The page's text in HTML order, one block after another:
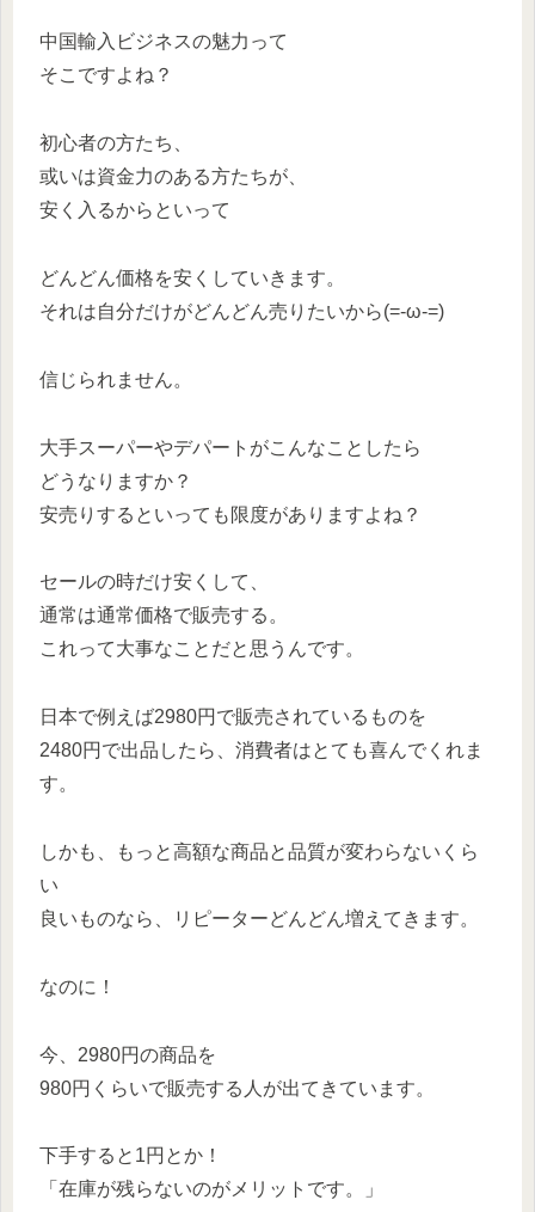
中国輸入ビジネスの魅力って
そこですよね？
初心者の方たち、
或いは資金力のある方たちが、
安く入るからといって
どんどん価格を安くしていきます。
それは自分だけがどんどん売りたいから(=‐ω‐=)
信じられません。
大手スーパーやデパートがこんなことしたら
どうなりますか？
安売りするといっても限度がありますよね？
セールの時だけ安くして、
通常は通常価格で販売する。
これって大事なことだと思うんです。
日本で例えば2980円で販売されているものを
2480円で出品したら、消費者はとても喜んでくれま
す。
しかも、もっと高額な商品と品質が変わらないくら
い
良いものなら、リピーターどんどん増えてきます。
なのに！
今、2980円の商品を
980円くらいで販売する人が出てきています。
下手すると1円とか！
「在庫が残らないのがメリットです。」